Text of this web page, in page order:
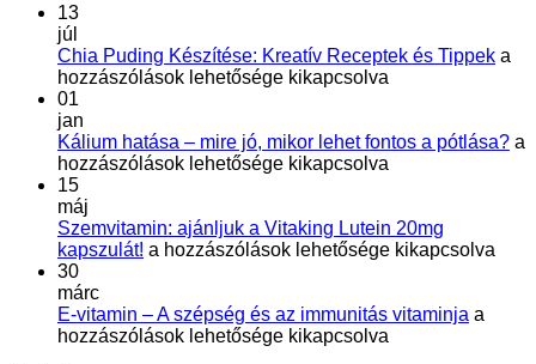
13
júl
Chia Puding Készítése: Kreatív Receptek és Tippek a
hozzászólások lehetősége kikapcsolva
01
jan
Kálium hatása – mire jó, mikor lehet fontos a pótlása? a
hozzászólások lehetősége kikapcsolva
15
máj
Szemvitamin: ajánljuk a Vitaking Lutein 20mg
kapszulát! Szemvitamin:
Vitaking
Lutein
a hozzászólások lehetősége kikapcsolva
30
márc
E-vitamin – A szépség és az immunitás vitaminja E-
a
hozzászólások lehetősége kikapcsolva